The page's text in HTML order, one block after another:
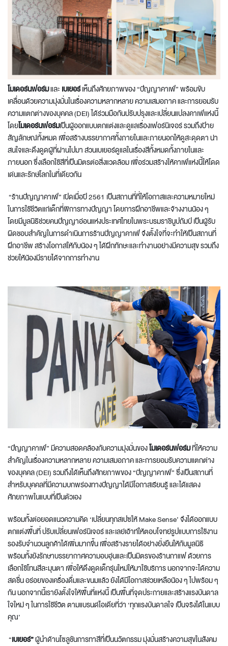
โมเดอร์นฟอร์มและ เบเยอร์เห็นถึงศักยภาพของ “ปัญญาคาเฟ่” พร้อมขับ
เคลื่อนด้วยความมุ่งมั่นในเรื่องความหลากหลาย ความเสมอภาค และการยอมรับ
ความแตกต่างของบุคคล (DEI) ได้ร่วมมือกันปรับปรุงและเปลี่ยนแปลงคาเฟ่แห่งนี้
โดยโมเดอร์นฟอร์มเป็นผู้ออกแบบตกแต่งและดูแลเรื่องเฟอร์นิเจอร์ รวมถึงป้าย
สัญลักษณ์ทั้งหมด เพื่อสร้างบรรยากาศทั้งภายในและภายนอกให้ดูสะดุดตา น่า
สนใจและดึงดูดผู้ที่ผ่านไปมา ส่วนเบเยอร์ดูแลในเรื่องสีทั้งหมดทั้งภายในและ
ภายนอก ซึ่งเลือกใช้สีที่เป็นมิตรต่อสิ่งแวดล้อม เพื่อร่วมสร้างให้คาเฟ่แห่งนี้ให้โดด
เด่นและรักษ์โลกในที่เดียวกัน
“ร้านปัญญาคาเฟ่” เปิดเมื่อปี 2561 เป็นสถานที่ที่ให้โอกาสและความหมายใหม่
ในการใช้ชีวิตแก่เด็กที่พิการทางปัญญา โดยการฝึกอาชีพและจ้างงานน้อง ๆ
โดยมีมูลนิธิช่วยคนปัญญาอ่อนแห่งประเทศไทยในพระบรมราชินูปถัมป์ เป็นผู้รับ
ผิดชอบสำคัญในการดำเนินการร้านปัญญาคาเฟ่ จึงตั้งใจที่จะทำให้เป็นสถานที่
ฝึกอาชีพ สร้างโอกาสให้กับน้อง ๆ ได้ฝึกทักษะและทำงานอย่างมีความสุข รวมถึง
ช่วยให้น้องมีรายได้จากการทำงาน
“ปัญญาคาเฟ่” มีความสอดคล้องกับความมุ่งมั่นของโมเดอร์นฟอร์มที่ให้ความ
สำคัญในเรื่องความหลากหลาย ความเสมอภาค และการยอมรับความแตกต่าง
ของบุคคล (DEI) รวมถึงได้เห็นถึงศักยภาพของ “ปัญญาคาเฟ่” ซึ่งเป็นสถานที่
สำหรับบุคคลที่มีความบกพร่องทางปัญญาได้มีโอกาสเรียนรู้ และได้แสดง
ศักยภาพในแบบที่เป็นตัวเอง
พร้อมทั้งต่อยอดแนวความคิด ‘เปลี่ยนทุกสเปซให้ Make Sense’ จึงได้ออกแบบ
ตกแต่งพื้นที่ ปรับเปลี่ยนเฟอร์นิเจอร์ และเลย์เอ้าท์ให้ตอบโจทย์รูปแบบการใช้งาน
รองรับจำนวนลูกค้าได้เพิ่มมากขึ้น เพื่อสร้างรายได้อย่างยั่งยืนให้กับมูลนิธิ
พร้อมทั้งยังรักษาบรรยากาศความอบอุ่นและเป็นมิตรของร้านกาแฟ ด้วยการ
เลือกใช้โทนสีละมุนตา เพื่อให้ดึงดูดเด็กรุ่นใหม่ให้มาใช้บริการ นอกจากจะได้ความ
สดชื่น อร่อยของเครื่องดื่มและขนมแล้ว ยังได้มีโอกาสช่วยเหลือน้อง ๆ ไปพร้อม ๆ
กัน นอกจากนี้เรายังตั้งใจให้พื้นที่แห่งนี้ เป็นพื้นที่จุดประกายและสร้างแรงบันดาล
ใจใหม่ ๆ ในการใช้ชีวิต ตามแบรนด์ไอเดียที่ว่า ‘ทุกแรงบันดาลใจ เป็นจริงได้ในแบบ
คุณ’
“เบเยอร์”ผู้นำด้านโซลูชันการทาสีที่เป็นนวัตกรรม มุ่งมั่นสร้างความสุขในสังคม